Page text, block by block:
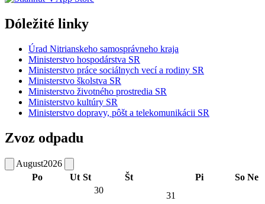
Dóležité linky
Úrad Nitrianskeho samosprávneho kraja
Ministerstvo hospodárstva SR
Ministerstvo práce sociálnych vecí a rodiny SR
Ministerstvo školstva SR
Ministerstvo životného prostredia SR
Ministerstvo kultúry SR
Ministerstvo dopravy, pôšt a telekomunikácii SR
Zvoz odpadu
August2026
Po
Ut St Št Pi So Ne
30
31